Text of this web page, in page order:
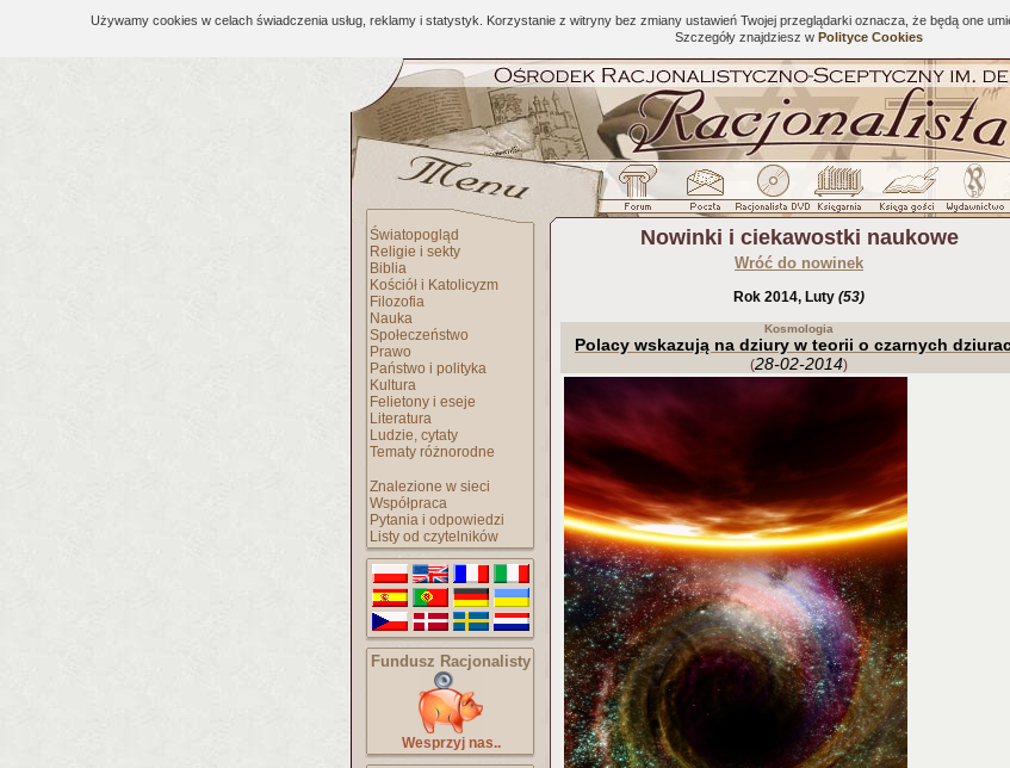
Używamy cookies w celach świadczenia usług, reklamy i statystyk. Korzystanie z witryny bez zmiany ustawień Twojej przeglądarki oznacza, że będą one
Szczegóły znajdziesz w Polityce Cookies
Światopogląd
Religie i sekty
Biblia
Kościół i Katolicyzm
Filozofia
Nauka
Społeczeństwo
Prawo
Państwo i polityka
Kultura
Felietony i eseje
Literatura
Ludzie, cytaty
Tematy różnorodne
Znalezione w sieci
Współpraca
Pytania i odpowiedzi
Listy od czytelników
Fundusz Racjonalisty
Wesprzyj nas..
Nowinki i ciekawostki naukowe
Wróć do nowinek
Rok 2014, Luty (53)
Kosmologia
Polacy wskazują na dziury w teorii o czarnych
(28-02-2014)